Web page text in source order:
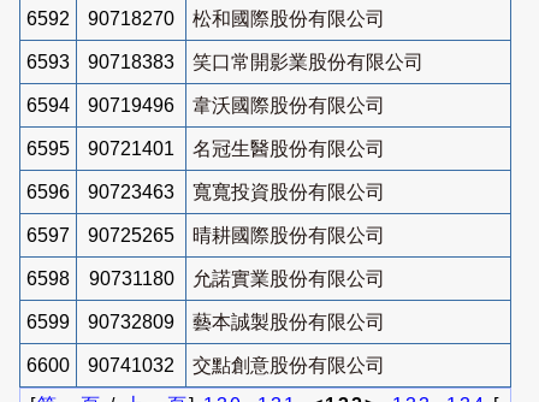
6592 90718270 松和國際股份有限公司
6593 90718383 笑口常開影業股份有限公司
6594 90719496 韋沃國際股份有限公司
6595 90721401 名冠生醫股份有限公司
6596 90723463 寬寬投資股份有限公司
6597 90725265 晴耕國際股份有限公司
6598 90731180 允諾實業股份有限公司
6599 90732809 藝本誠製股份有限公司
6600 90741032
交點創意股份有限公司